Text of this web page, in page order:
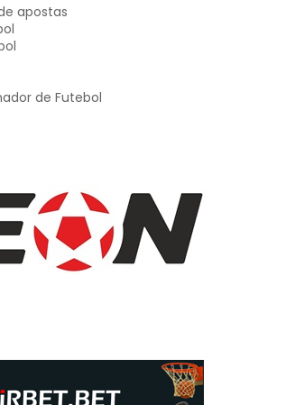
apostas
de Futebol